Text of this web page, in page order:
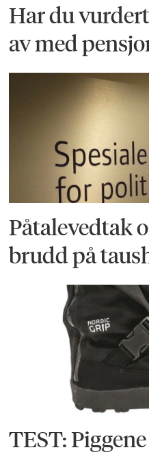
Har du
av med
Påtalevedtak
brudd på
TEST: